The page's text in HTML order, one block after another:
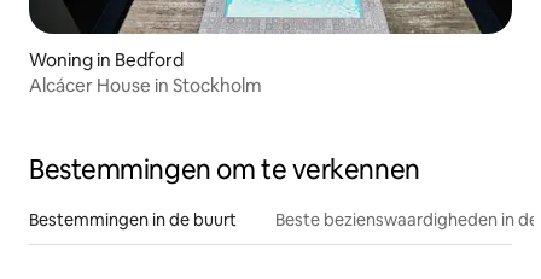
Woning in Bedford
Alcácer House in Stockholm
Bestemmingen om te verkennen
Bestemmingen in de buurt Beste bezienswaardigheden in